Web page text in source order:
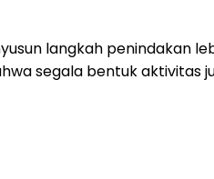
langkah penindakan
segala bentuk aktivitas